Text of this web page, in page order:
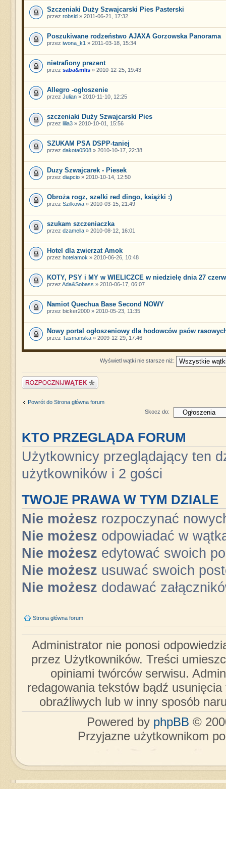
Szczeniaki Duży Szwajcarski Pies Pasterski
przez robsid» 2011-06-21, 17:32
Poszukiwane rodzeństwo AJAXA Gorzowska Panorama
przez iwona_k1 » 2011-03-18, 15:34
nietrafiony prezent
przez saba&mlis» 2010-12-25, 19:43
Allegro -ogłoszenie
przez Julian» 2010-11-10, 12:25
szczeniaki Duży Szwajcarski Pies
przez lilia3» 2010-10-01, 15:56
SZUKAM PSA DSPP-taniej
przez dakota0508» 2010-10-17, 22:38
Duzy Szwajcarek - Piesek
przez diapcio» 2010-10-14, 12:50
Obroża rogz, szelki red dingo, książki :)
przez Szilkowa» 2010-03-15, 21:49
szukam szczeniaczka
przez dzamella» 2010-08-12, 16:01
Hotel dla zwierzat Amok
przez hotelamok » 2010-06-26, 10:48
KOTY, PSY i MY w WIELICZCE w niedzielę dnia 27
przez Ada&Sobass » 2010-06-17, 06:07
Namiot Quechua Base Second NOWY
przez bicker2000 » 2010-05-23, 11:35
Nowy portal ogłoszeniowy dla hodowców psów
przez Tasmanska» 2009-12-29, 17:46
Wyświetl wątki nie starsze niż:
Napisz wątek
Powrót do Strona główna forum
Skocz do:
KTO PRZEGLĄDA FORUM
Użytkownicy przeglądający ten
użytkowników i 2 gości
TWOJE PRAWA W TYM DZIALE
Nie możesz rozpoczynać
Nie możesz odpowiadać w
Nie możesz edytować swoich
Nie możesz usuwać swoich
Nie możesz dodawać
Strona główna forum
Administrator nie ponosi
przez Użytkowników. Treści
opiniami twórców serwisu.
redagowania tekstów bądź
obraźliwych lub w inny sposób
Powered by phpBB ©
Przyjazne użytkownikom